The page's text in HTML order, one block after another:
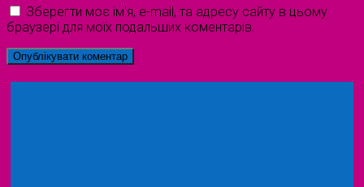
Зберегти моє ім'я, e-mail, та адресу сайту в цьому
браузері для моїх подальших коментарів.